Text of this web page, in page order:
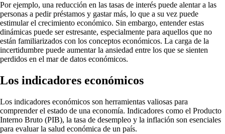
Por ejemplo, una reducción en las tasas de interés puede alentar a las
personas a pedir préstamos y gastar más, lo que a su vez puede
estimular el crecimiento económico. Sin embargo, entender estas
dinámicas puede ser estresante, especialmente para aquellos que no
están familiarizados con los conceptos económicos. La carga de la
incertidumbre puede aumentar la ansiedad entre los que se sienten
perdidos en el mar de datos económicos.
Los indicadores económicos
Los indicadores económicos son herramientas valiosas para
comprender el estado de una economía. Indicadores como el Producto
Interno Bruto (PIB), la tasa de desempleo y la inflación son esenciales
para evaluar la salud económica de un país.